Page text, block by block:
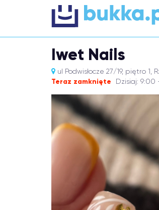
Iwet Nails
ul Podwisłocze 27/19, piętro 1,
Teraz zamknięte Dzisiaj: 9:00